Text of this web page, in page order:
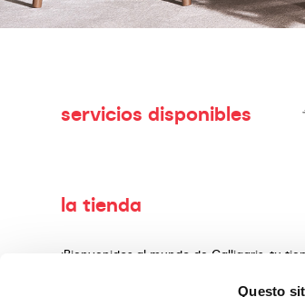
Questo
servicios disponibles
la tienda
¡Bienvenidos al mundo de Calligaris, tu
producir y vender productos de alta